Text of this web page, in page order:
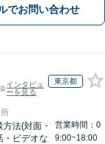
でお問い合わせ
インタビュ
ーを見る
東京都
方法(対面・
・ビデオな
営業時間：0
9:00~18:00